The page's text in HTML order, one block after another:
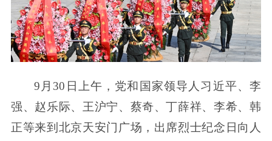
9月30日上午，党和国家领导人习近平、李
强、赵乐际、王沪宁、蔡奇、丁薛祥、李希、韩
正等来到北京天安门广场，出席烈士纪念日向人